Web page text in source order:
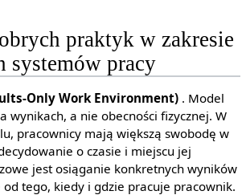
praktyk w zakresie
systemów pracy
Only Work Environment) . Model
wynikach, a nie obecności fizycznej. W
pracownicy mają większą swobodę w
o czasie i miejscu jej
jest osiąganie konkretnych wyników
od tego, kiedy i gdzie pracuje pracownik.